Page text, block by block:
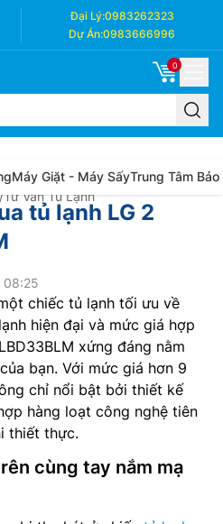
Đại Lý:0983262323
Dự Án:0983666996
0
Máy Giặt - Máy SấyTrung Tâm Bảo
/Tư Vấn Tủ Lạnh
tủ lạnh LG 2
08:25
chiếc tủ lạnh tối ưu về
hiện đại và mức giá hợp
xứng đáng nằm
bạn. Với mức giá hơn 9
chỉ nổi bật bởi thiết kế
hàng loạt công nghệ tiên
thiết thực.
cùng tay nắm mạ